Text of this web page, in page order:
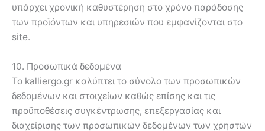
υπάρχει χρονική καθυστέρηση στο χρόνο παράδοσης
των προϊόντων και υπηρεσιών που εμφανίζονται στο
site.
10. Προσωπικά δεδομένα
Το kalliergo.gr καλύπτει το σύνολο των προσωπικών
δεδομένων και στοιχείων καθώς επίσης και τις
προϋποθέσεις συγκέντρωσης, επεξεργασίας και
διαχείρισης των προσωπικών δεδομένων των χρηστών